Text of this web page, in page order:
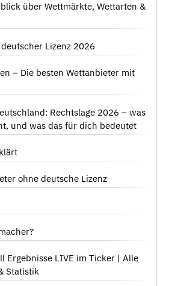
über Wettmärkte, Wettarten &
Lizenz 2026
– Die besten Wettanbieter mit
Rechtslage 2026 – was
und was das für dich bedeutet
ohne deutsche Lizenz
Ergebnisse LIVE im Ticker | Alle
Statistik